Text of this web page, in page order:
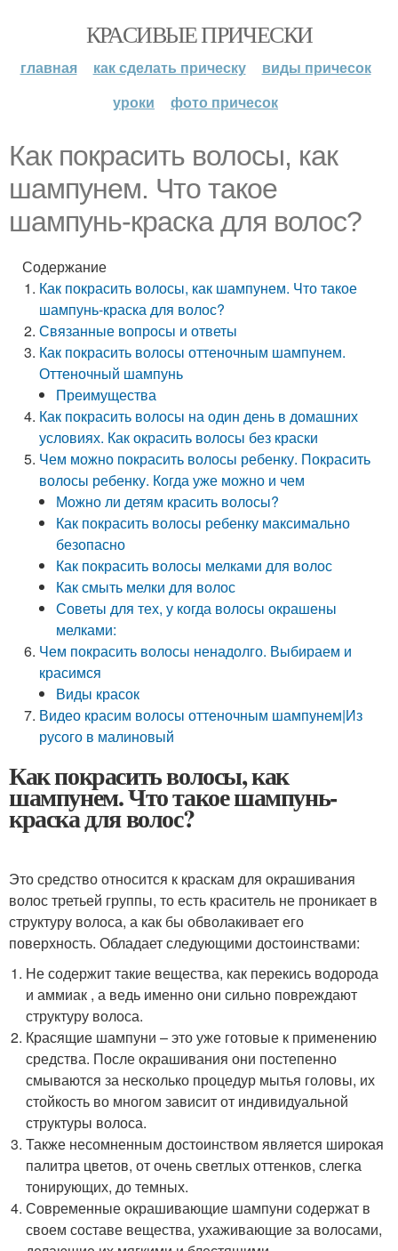
КРАСИВЫЕ ПРИЧЕСКИ
главная как сделать прическу
виды причесок
уроки
фото причесок
Как покрасить волосы, как
шампунем. Что такое
шампунь-краска для волос?
Содержание
Как покрасить волосы, как шампунем. Что такое
шампунь-краска для волос?
Связанные вопросы и ответы
Как покрасить волосы оттеночным шампунем.
Оттеночный шампунь
Преимущества
Как покрасить волосы на один день в домашних
условиях. Как окрасить волосы без краски
Чем можно покрасить волосы ребенку. Покрасить
волосы ребенку. Когда уже можно и чем
Можно ли детям красить волосы?
Как покрасить волосы ребенку максимально
безопасно
Как покрасить волосы мелками для волос
Как смыть мелки для волос
Советы для тех, у когда волосы окрашены
мелками:
Чем покрасить волосы ненадолго. Выбираем и
красимся
Виды красок
Видео красим волосы оттеночным шампунем|Из
русого в малиновый
Как покрасить волосы, как
шампунем. Что такое шампунь-
краска для волос?
Это средство относится к краскам для окрашивания
волос третьей группы, то есть краситель не проникает в
структуру волоса, а как бы обволакивает его
поверхность. Обладает следующими достоинствами:
Не содержит такие вещества, как перекись водорода
и аммиак , а ведь именно они сильно повреждают
структуру волоса.
Красящие шампуни – это уже готовые к применению
средства. После окрашивания они постепенно
смываются за несколько процедур мытья головы, их
стойкость во многом зависит от индивидуальной
структуры волоса.
Также несомненным достоинством является широкая
палитра цветов, от очень светлых оттенков, слегка
тонирующих, до темных.
Современные окрашивающие шампуни содержат в
своем составе вещества, ухаживающие за волосами,